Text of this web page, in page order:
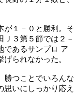
が１－０と勝利。そ
Ｊ３第５節では２－
であるサンプロ ア
られなかった。
勝つことでいろんな
思いにしっかり応え